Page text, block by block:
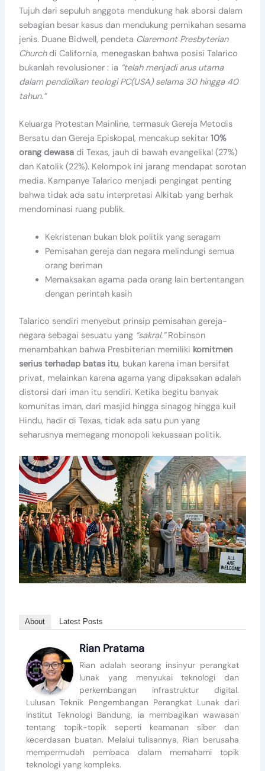
Tujuh dari sepuluh anggota mendukung hak aborsi dalam
sebagian besar kasus dan mendukung pernikahan sesama
jenis. Duane Bidwell, pendeta Claremont Presbyterian
Churchdi California, menegaskan bahwa posisi Talarico
bukanlah revolusioner : ia “telah menjadi arus utama
dalam pendidikan teologi PC(USA) selama 30 hingga 40
tahun.”
Keluarga Protestan Mainline, termasuk Gereja Metodis
Bersatu dan Gereja Episkopal, mencakup sekitar 10%
orang dewasadi Texas, jauh di bawah evangelikal (27%)
dan Katolik (22%). Kelompok ini jarang mendapat sorotan
media. Kampanye Talarico menjadi pengingat penting
bahwa tidak ada satu interpretasi Alkitab yang berhak
mendominasi ruang publik.
Kekristenan bukan blok politik yang seragam
Pemisahan gereja dan negara melindungi semua
orang beriman
Memaksakan agama pada orang lain bertentangan
dengan perintah kasih
Talarico sendiri menyebut prinsip pemisahan gereja-
negara sebagai sesuatu yang “sakral.”Robinson
menambahkan bahwa Presbiterian memiliki komitmen
serius terhadap batas itu, bukan karena iman bersifat
privat, melainkan karena agama yang dipaksakan adalah
distorsi dari iman itu sendiri. Ketika begitu banyak
komunitas iman, dari masjid hingga sinagog hingga kuil
Hindu, hadir di Texas, tidak ada satu pun yang
seharusnya memegang monopoli kekuasaan politik.
About Latest Posts
Rian Pratama
Rian adalah seorang insinyur perangkat
lunak yang menyukai teknologi dan
perkembangan infrastruktur digital.
Lulusan Teknik Pengembangan Perangkat Lunak dari
Institut Teknologi Bandung, ia membagikan wawasan
tentang topik-topik seperti keamanan siber dan
kecerdasan buatan. Melalui tulisannya, Rian berusaha
mempermudah pembaca dalam memahami topik
teknologi yang kompleks.